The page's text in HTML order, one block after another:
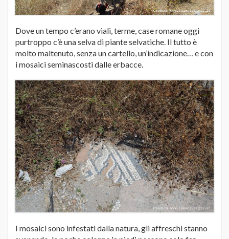
Dove un tempo c’erano viali, terme, case romane oggi
purtroppo c’è una selva di piante selvatiche. Il tutto è
molto maltenuto, senza un cartello, un’indicazione… e con
i mosaici seminascosti dalle erbacce.
I mosaici sono infestati dalla natura, gli affreschi stanno